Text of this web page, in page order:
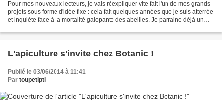
Pour mes nouveaux lecteurs, je vais réexpliquer vite fait l'un de mes grands
projets sous forme d'idée fixe : cela fait quelques années que je suis atterrée
et inquiète face à la mortalité galopante des abeilles. Je parraine déjà un
L'apiculture s'invite chez Botanic !
Publié le 03/06/2014 à 11:41
Par toupetipti